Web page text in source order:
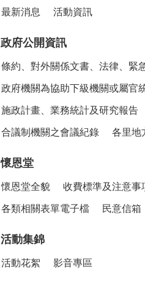
最新消息 活動資訊
政府公開資訊
條約、對外關係文書、法律、緊
政府機關為協助下級機關或屬官
施政計畫、業務統計及研究報告
合議制機關之會議紀錄 各里地
懷恩堂
懷恩堂全貌 收費標準及注意事
各類相關表單電子檔 民意信箱
活動集錦
活動花絮 影音專區